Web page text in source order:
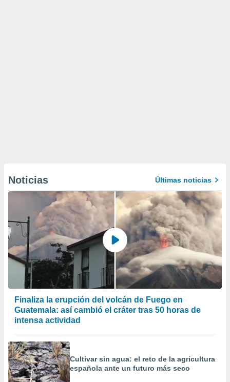
Noticias Últimas noticias
Finaliza la erupción del volcán de Fuego en
Guatemala: así cambió el cráter tras 50 horas de
intensa actividad
Cultivar sin agua: el reto de la agricultura
española ante un futuro más seco